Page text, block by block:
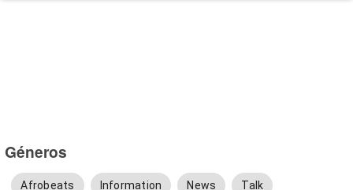
Géneros
Afrobeats Information News Talk